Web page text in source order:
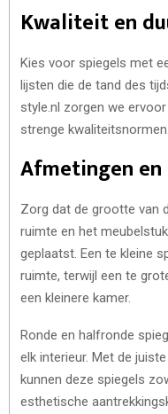
Kwaliteit en
Kies voor spiegels met
lijsten die de tand des
style.nl zorgen we
strenge kwaliteitsnormen.
Afmetingen
Zorg dat de grootte van
ruimte en het
geplaatst. Een te kleine
ruimte, terwijl een te
een kleinere kamer.
Ronde en halfronde
elk interieur. Met de
kunnen deze spiegels
esthetische